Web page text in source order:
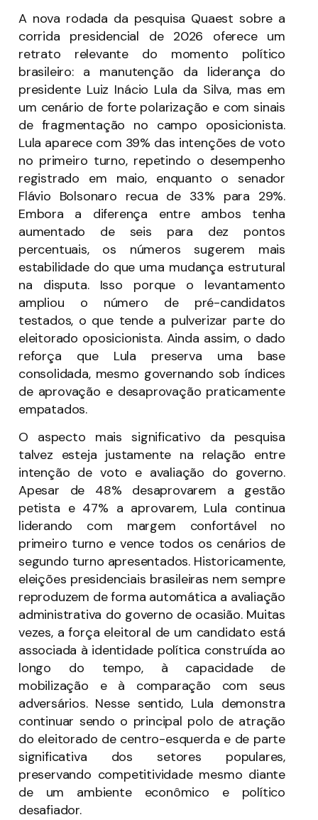
A nova rodada da pesquisa Quaest sobre a
corrida presidencial de 2026 oferece um
retrato relevante do momento político
brasileiro: a manutenção da liderança do
presidente Luiz Inácio Lula da Silva, mas em
um cenário de forte polarização e com sinais
de fragmentação no campo oposicionista.
Lula aparece com 39% das intenções de voto
no primeiro turno, repetindo o desempenho
registrado em maio, enquanto o senador
Flávio Bolsonaro recua de 33% para 29%.
Embora a diferença entre ambos tenha
aumentado de seis para dez pontos
percentuais, os números sugerem mais
estabilidade do que uma mudança estrutural
na disputa. Isso porque o levantamento
ampliou o número de pré-candidatos
testados, o que tende a pulverizar parte do
eleitorado oposicionista. Ainda assim, o dado
reforça que Lula preserva uma base
consolidada, mesmo governando sob índices
de aprovação e desaprovação praticamente
empatados.
O aspecto mais significativo da pesquisa
talvez esteja justamente na relação entre
intenção de voto e avaliação do governo.
Apesar de 48% desaprovarem a gestão
petista e 47% a aprovarem, Lula continua
liderando com margem confortável no
primeiro turno e vence todos os cenários de
segundo turno apresentados. Historicamente,
eleições presidenciais brasileiras nem sempre
reproduzem de forma automática a avaliação
administrativa do governo de ocasião. Muitas
vezes, a força eleitoral de um candidato está
associada à identidade política construída ao
longo do tempo, à capacidade de
mobilização e à comparação com seus
adversários. Nesse sentido, Lula demonstra
continuar sendo o principal polo de atração
do eleitorado de centro-esquerda e de parte
significativa dos setores populares,
preservando competitividade mesmo diante
de um ambiente econômico e político
desafiador.